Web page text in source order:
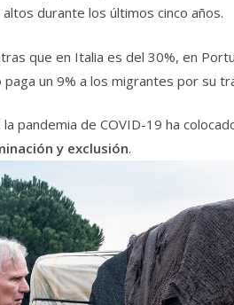
durante los últimos cinco años.
que en Italia es del 30%, en
un 9% a los migrantes por su
pandemia de COVID-19 ha
y exclusión.